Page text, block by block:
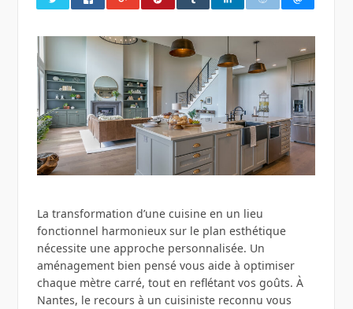
La transformation d’une cuisine en un lieu
fonctionnel harmonieux sur le plan esthétique
nécessite une approche personnalisée. Un
aménagement bien pensé vous aide à optimiser
chaque mètre carré, tout en reflétant vos goûts. À
Nantes, le recours à un cuisiniste reconnu vous